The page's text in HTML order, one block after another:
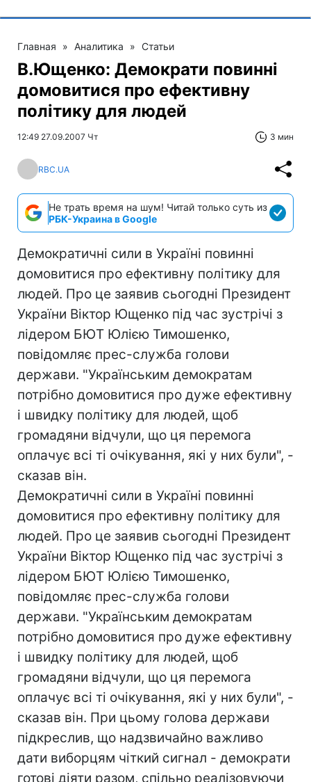
Главная » Аналитика » Статьи
В.Ющенко: Демократи повинні
домовитися про ефективну
політику для людей
12:49 27.09.2007 Чт 3 мин
RBC.UA
Не трать время на шум! Читай только суть из
РБК-Украина в Google
Демократичні сили в Україні повинні
домовитися про ефективну політику для
людей. Про це заявив сьогодні Президент
України Віктор Ющенко під час зустрічі з
лідером БЮТ Юлією Тимошенко,
повідомляє прес-служба голови
держави. "Українським демократам
потрібно домовитися про дуже ефективну
і швидку політику для людей, щоб
громадяни відчули, що ця перемога
оплачує всі ті очікування, які у них були", -
сказав він.
Демократичні сили в Україні повинні
домовитися про ефективну політику для
людей. Про це заявив сьогодні Президент
України Віктор Ющенко під час зустрічі з
лідером БЮТ Юлією Тимошенко,
повідомляє прес-служба голови
держави. "Українським демократам
потрібно домовитися про дуже ефективну
і швидку політику для людей, щоб
громадяни відчули, що ця перемога
оплачує всі ті очікування, які у них були", -
сказав він. При цьому голова держави
підкреслив, що надзвичайно важливо
дати виборцям чіткий сигнал - демократи
готові діяти разом, спільно реалізовуючи